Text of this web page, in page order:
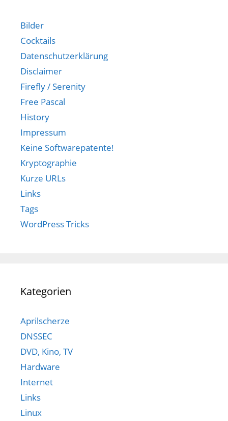
Bilder
Cocktails
Datenschutzerklärung
Disclaimer
Firefly / Serenity
Free Pascal
History
Impressum
Keine Softwarepatente!
Kryptographie
Kurze URLs
Links
Tags
WordPress Tricks
Kategorien
Aprilscherze
DNSSEC
DVD, Kino, TV
Hardware
Internet
Links
Linux